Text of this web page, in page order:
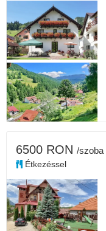
6500 RON /szoba
Étkezéssel